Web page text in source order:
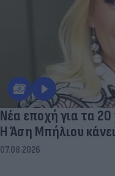
Νέα εποχή για τα
Η Άση Μπήλιου
07.08.2026